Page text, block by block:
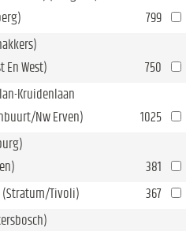
799
En West)
750
Kruidenlaan
Nw Erven)
1025
381
(Stratum/Tivoli) 367